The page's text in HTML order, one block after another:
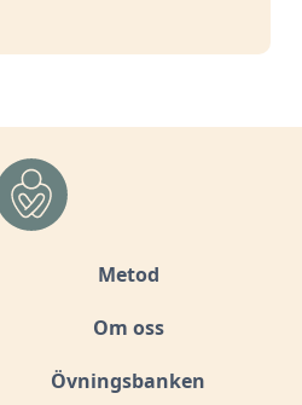
Metod
Om oss
Övningsbanken